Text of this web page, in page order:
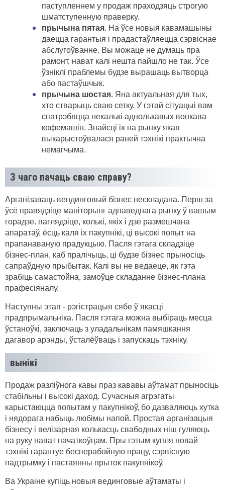
паступленнем у продаж праходзяць строгую
шматступенную праверку.
прычына пятая. На ўсе новыя кавамашыны
даецца гарантыя і прадастаўляецца сэрвіснае
абслугоўванне. Вы можаце не думаць пра
рамонт, нават калі нешта пайшло не так. Ўсе
ўзніклі праблемы будзе вырашаць вытворца
або пастаўшчык.
прычына шостая. Яна актуальная для тых,
хто стварыць сваю сетку. У гэтай сітуацыі вам
спатрэбяцца некалькі аднолькавых вонкава
кофемашін. Знайсці іх на рынку якая
выкарыстоўвалася раней тэхнікі практычна
немагчыма.
З чаго пачаць сваю справу?
Арганізаваць вендинговый бізнес нескладана. Перш за
ўсё правядзіце маніторынг адпаведнага рынку ў вашым
горадзе. паглядзіце, колькі, якіх і дзе размешчана
апаратаў, ёсць каля іх пакупнікі, ці высокі попыт на
прапанаваную прадукцыю. Пасля гэтага складзіце
бізнес-план, каб пралічыць, ці будзе бізнес прыносіць
сапраўдную прыбытак. Калі вы не ведаеце, як гэта
зрабіць самастойна, замоўце складанне бізнес-плана
прафесіяналу.
Наступны этап - рэгістрацыя сябе ў якасці
прадпрымальніка. Пасля гэтага можна выбіраць месца
ўстаноўкі, заключаць з уладальнікам памяшкання
дагавор арэнды, ўсталёўваць і запускаць тэхніку.
вынікі
Продаж разліўнога кавы праз кававы аўтамат прыносіць
стабільны і высокі даход. Сучасныя агрэгаты
карыстаюцца попытам у пакупнікоў, бо дазваляюць хутка
і нядорага набыць любімы напой. Простая арганізацыя
бізнесу і велізарная колькасць свабодных ніш гуляюць
на руку нават пачаткоўцам. Пры гэтым купля новай
тэхнікі гарантуе бесперабойную працу, сэрвісную
падтрымку і пастаянны прыток пакупнікоў.
Ва Украіне купіць новыя вединговые аўтаматы і